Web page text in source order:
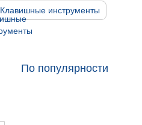
Клавишные инструменты
По популярности